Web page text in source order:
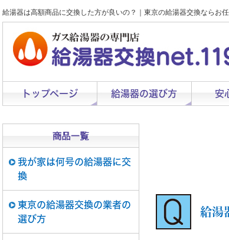
給湯器は高額商品に交換した方が良いの？｜東京の給湯器交換ならお任
トップページ 給湯器の選び方 安
我が家は何号の給湯器に交
換
東京の給湯器交換の業者の
選び方
給湯